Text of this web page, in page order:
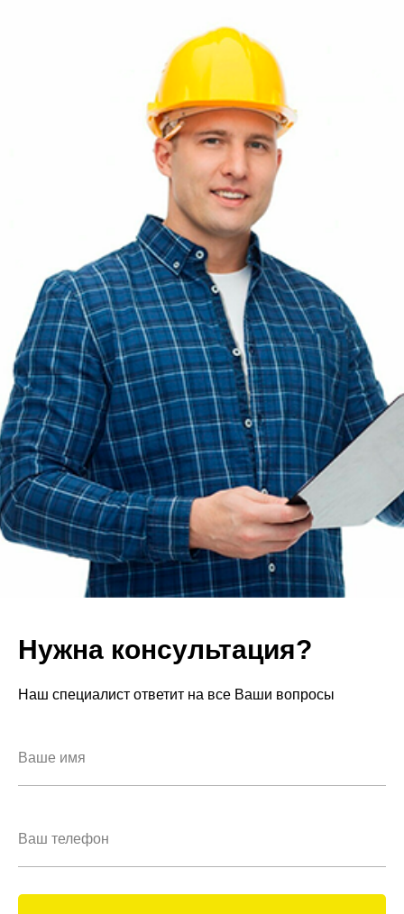
Нужна консультация?
Наш специалист ответит на все Ваши вопросы